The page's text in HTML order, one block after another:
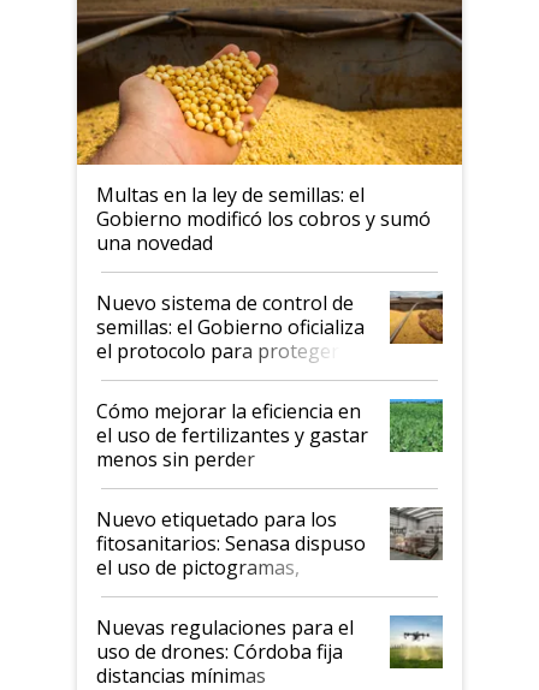
Multas en la ley de semillas: el
Gobierno modificó los cobros y sumó
una novedad
Nuevo sistema de control de
semillas: el Gobierno oficializa
el protocolo para proteger la
propiedad intelectual
Cómo mejorar la eficiencia en
el uso de fertilizantes y gastar
menos sin perder
productividad en la campaña
fina
Nuevo etiquetado para los
fitosanitarios: Senasa dispuso
el uso de pictogramas,
palabras de advertencia e
indicaciones
Nuevas regulaciones para el
uso de drones: Córdoba fija
distancias mínimas